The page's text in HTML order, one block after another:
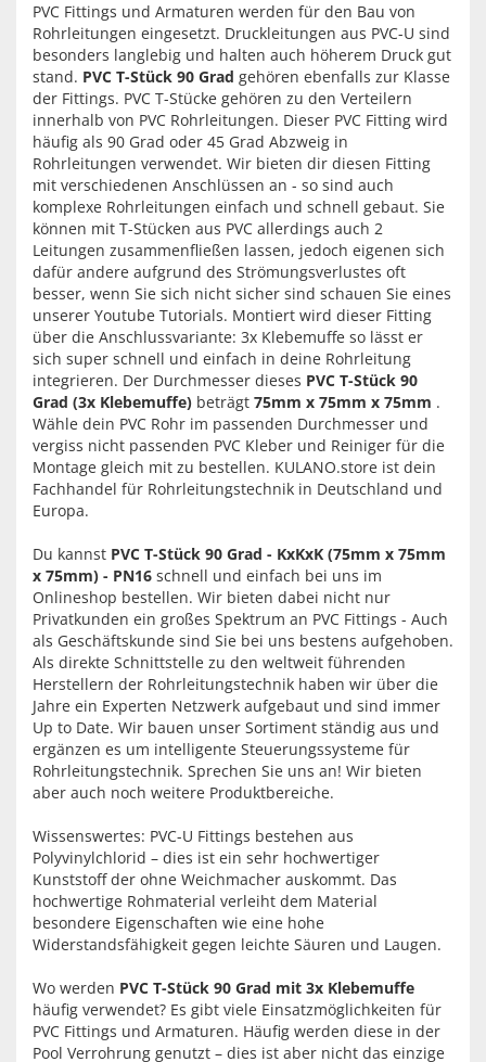
PVC Fittings und Armaturen werden für den Bau von
Rohrleitungen eingesetzt. Druckleitungen aus PVC-U sind
besonders langlebig und halten auch höherem Druck gut
stand. PVC T-Stück 90 Grad gehören ebenfalls zur Klasse
der Fittings. PVC T-Stücke gehören zu den Verteilern
innerhalb von PVC Rohrleitungen. Dieser PVC Fitting wird
häufig als 90 Grad oder 45 Grad Abzweig in
Rohrleitungen verwendet. Wir bieten dir diesen Fitting
mit verschiedenen Anschlüssen an - so sind auch
komplexe Rohrleitungen einfach und schnell gebaut. Sie
können mit T-Stücken aus PVC allerdings auch 2
Leitungen zusammenfließen lassen, jedoch eigenen sich
dafür andere aufgrund des Strömungsverlustes oft
besser, wenn Sie sich nicht sicher sind schauen Sie eines
unserer Youtube Tutorials. Montiert wird dieser Fitting
über die Anschlussvariante: 3x Klebemuffe so lässt er
sich super schnell und einfach in deine Rohrleitung
integrieren. Der Durchmesser dieses PVC T-Stück 90
Grad (3x Klebemuffe) beträgt 75mm x 75mm x 75mm .
Wähle dein PVC Rohr im passenden Durchmesser und
vergiss nicht passenden PVC Kleber und Reiniger für die
Montage gleich mit zu bestellen. KULANO.store ist dein
Fachhandel für Rohrleitungstechnik in Deutschland und
Europa.
Du kannst PVC T-Stück 90 Grad - KxKxK (75mm x 75mm
x 75mm) - PN16 schnell und einfach bei uns im
Onlineshop bestellen. Wir bieten dabei nicht nur
Privatkunden ein großes Spektrum an PVC Fittings - Auch
als Geschäftskunde sind Sie bei uns bestens aufgehoben.
Als direkte Schnittstelle zu den weltweit führenden
Herstellern der Rohrleitungstechnik haben wir über die
Jahre ein Experten Netzwerk aufgebaut und sind immer
Up to Date. Wir bauen unser Sortiment ständig aus und
ergänzen es um intelligente Steuerungssysteme für
Rohrleitungstechnik. Sprechen Sie uns an! Wir bieten
aber auch noch weitere Produktbereiche.
Wissenswertes: PVC-U Fittings bestehen aus
Polyvinylchlorid – dies ist ein sehr hochwertiger
Kunststoff der ohne Weichmacher auskommt. Das
hochwertige Rohmaterial verleiht dem Material
besondere Eigenschaften wie eine hohe
Widerstandsfähigkeit gegen leichte Säuren und Laugen.
Wo werden PVC T-Stück 90 Grad mit 3x Klebemuffe
häufig verwendet? Es gibt viele Einsatzmöglichkeiten für
PVC Fittings und Armaturen. Häufig werden diese in der
Pool Verrohrung genutzt – dies ist aber nicht das einzige